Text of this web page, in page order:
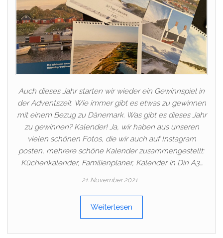
Auch dieses Jahr starten wir wieder ein Gewinnspiel in
der Adventszeit. Wie immer gibt es etwas zu gewinnen
mit einem Bezug zu Dänemark. Was gibt es dieses Jahr
zu gewinnen? Kalender! Ja, wir haben aus unseren
vielen schönen Fotos, die wir auch auf Instagram
posten, mehrere schöne Kalender zusammengestellt:
Küchenkalender, Familienplaner, Kalender in Din A3…
21. November 2021
Weiterlesen